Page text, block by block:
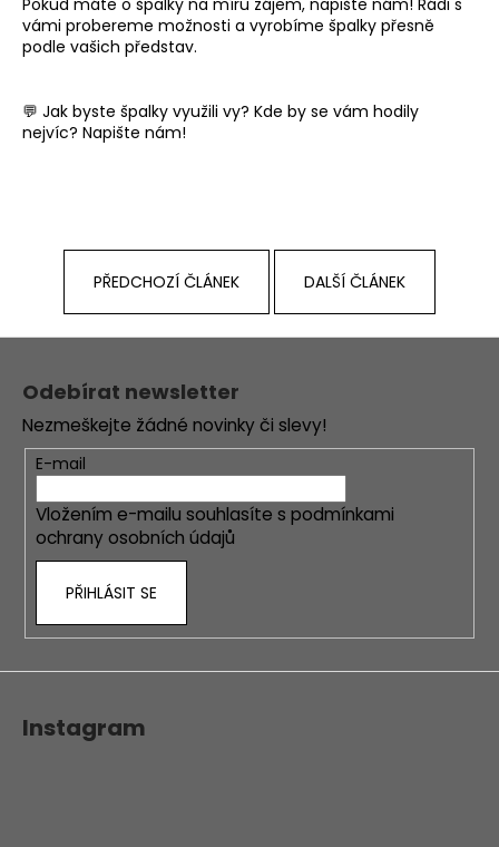
vámi probereme možnosti a vyrobíme špalky přesně
podle vašich představ.
💬 Jak byste špalky využili vy? Kde by se vám hodily
nejvíc? Napište nám!
PŘEDCHOZÍ ČLÁNEK DALŠÍ ČLÁNEK
Z
Odebírat newsletter
Nezmeškejte žádné novinky či slevy!
E-mail
Vložením e-mailu souhlasíte s podmínkami
ochrany osobních údajů
PŘIHLÁSIT SE
Instagram